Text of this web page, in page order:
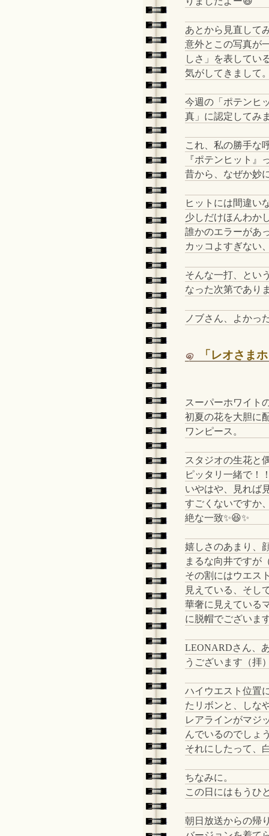
あとから見直して
意外とこの写真が
しさ」を表してい
気がしてきまして
今週の「ポテンヒ
真」に認定してみ
これ、私の勝手な
『ポテンヒット』
昔から、なぜか妙
ヒットには間違い
少しだけほんわか
誰かのエラーがあ
カッコよすぎない
そんな一打、とい
なった次第であり
ノブさん、よかっ
「レオさま
スーパーホワイト
初夏の花を大胆に
ワンピース。
スタジオの生花と
ピッタリ一緒で！
いやはや、見れば
すごくないですか
絶な一致✨😆✨
嬉しさのあまり、
まるな向井ですが
その割にはウエス
見えている、そし
華奢に見えている
に脱帽でございま
LEONARDさん、
うございます（拝
ハイウエスト位置
たリボンと、しな
レアラインがマジ
んでいるのでしょ
それにしたって、
ちなみに。
この日にはもうひ
朝日放送からの帰